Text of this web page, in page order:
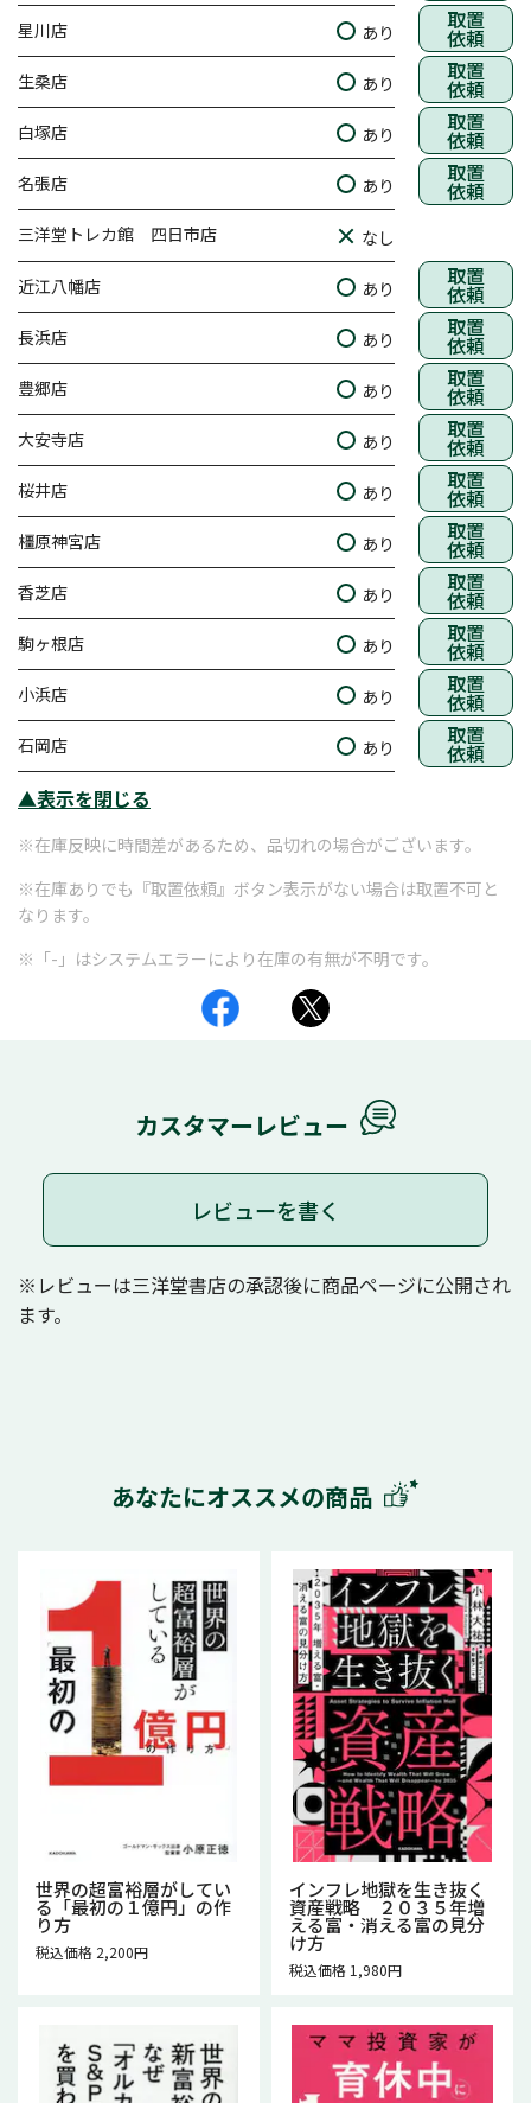
星川店 あり 取置
依頼
生桑店 あり 取置
依頼
白塚店 あり 取置
依頼
名張店 あり 取置
依頼
三洋堂トレカ館 四日市店 なし
近江八幡店 あり 取置
依頼
長浜店 あり 取置
依頼
豊郷店 あり 取置
依頼
大安寺店 あり 取置
依頼
桜井店 あり 取置
依頼
橿原神宮店 あり 取置
依頼
香芝店 あり 取置
依頼
駒ヶ根店 あり 取置
依頼
小浜店 あり 取置
依頼
石岡店 あり 取置
依頼
▲表示を閉じる
※在庫反映に時間差があるため、品切れの場合がございます。
※在庫ありでも『取置依頼』ボタン表示がない場合は取置不可と
なります。
※「-」はシステムエラーにより在庫の有無が不明です。
カスタマーレビュー
レビューを書く
※レビューは三洋堂書店の承認後に商品ページに公開され
ます。
あなたにオススメの商品
世界の超富裕層がしてい
る「最初の１億円」の作
り方
税込価格 2,200円
インフレ地獄を生き抜く
資産戦略 ２０３５年増
える富・消える富の見分
け方
税込価格 1,980円